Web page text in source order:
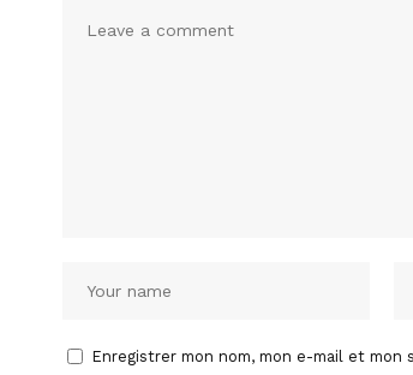
Enregistrer mon nom, mon e-mail et mon